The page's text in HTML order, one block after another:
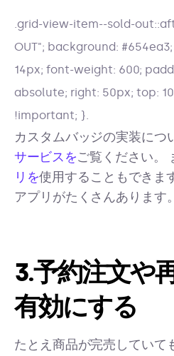
.grid-view-item--sold-
OUT"; background:
14px; font-weight: 600;
absolute; right: 50px; top:
!important; }.
カスタムバッジの実装につ
サービスをご覧ください。
リを使用することもできま
アプリがたくさんあります。
3.予約注文や
有効にする
たとえ商品が完売していて